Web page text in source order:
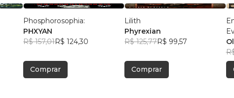
Phosphorosophia:
PHXYAN
R$ 157,01R$ 124,30
Comprar
Lilith
Phyrexian
R$ 125,77R$ 99,57
Comprar